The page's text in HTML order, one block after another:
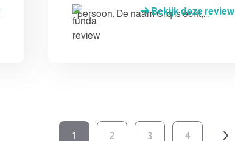
persoon. De naam Cliq is echt,...
Bekijk deze review
1 2 3 4